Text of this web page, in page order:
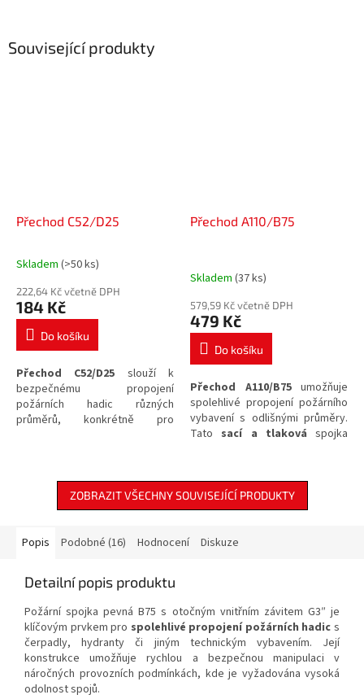
Související produkty
Přechod C52/D25
Průměrné
produktu
je
5,0
hvězdiček.
Skladem (>50 ks)
222,64 Kč včetně DPH
184 Kč
Do košíku
Přechod C52/D25 slouží k
bezpečnému propojení
požárních hadic různých
průměrů, konkrétně pro
určena prosacíitlakové
Přechod C52/D25
zajišťuje spolehlivou
požárního vybavení.
Přechod A110/B75
Skladem (37 ks)
579,59 Kč včetně DPH
479 Kč
Do košíku
Přechod A110/B75umožňuje
spolehlivé propojení požárního
vybavení s odlišnými průměry.
Tato sací a tlaková spojka
a bezpečnou manipulaci s
armaturami.
ZOBRAZIT VŠECHNY SOUVISEJÍCÍ PRODUKTY
Popis Podobné (16) Hodnocení Diskuze
Detailní popis produktu
Požární spojka pevná B75 s otočným vnitřním závitem G3″ je
klíčovým prvkem pro spolehlivé propojení požárních hadic s
čerpadly, hydranty či jiným technickým vybavením. Její
konstrukce umožňuje rychlou a bezpečnou manipulaci v
náročných provozních podmínkách, kde je vyžadována vysoká
odolnost spojů.